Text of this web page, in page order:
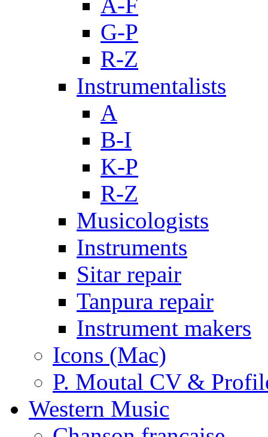
G-P
R-Z
Instrumentalists
A
B-I
K-P
R-Z
Musicologists
Instruments
Sitar repair
Tanpura repair
Instrument makers
Icons (Mac)
P. Moutal CV &
Western Music